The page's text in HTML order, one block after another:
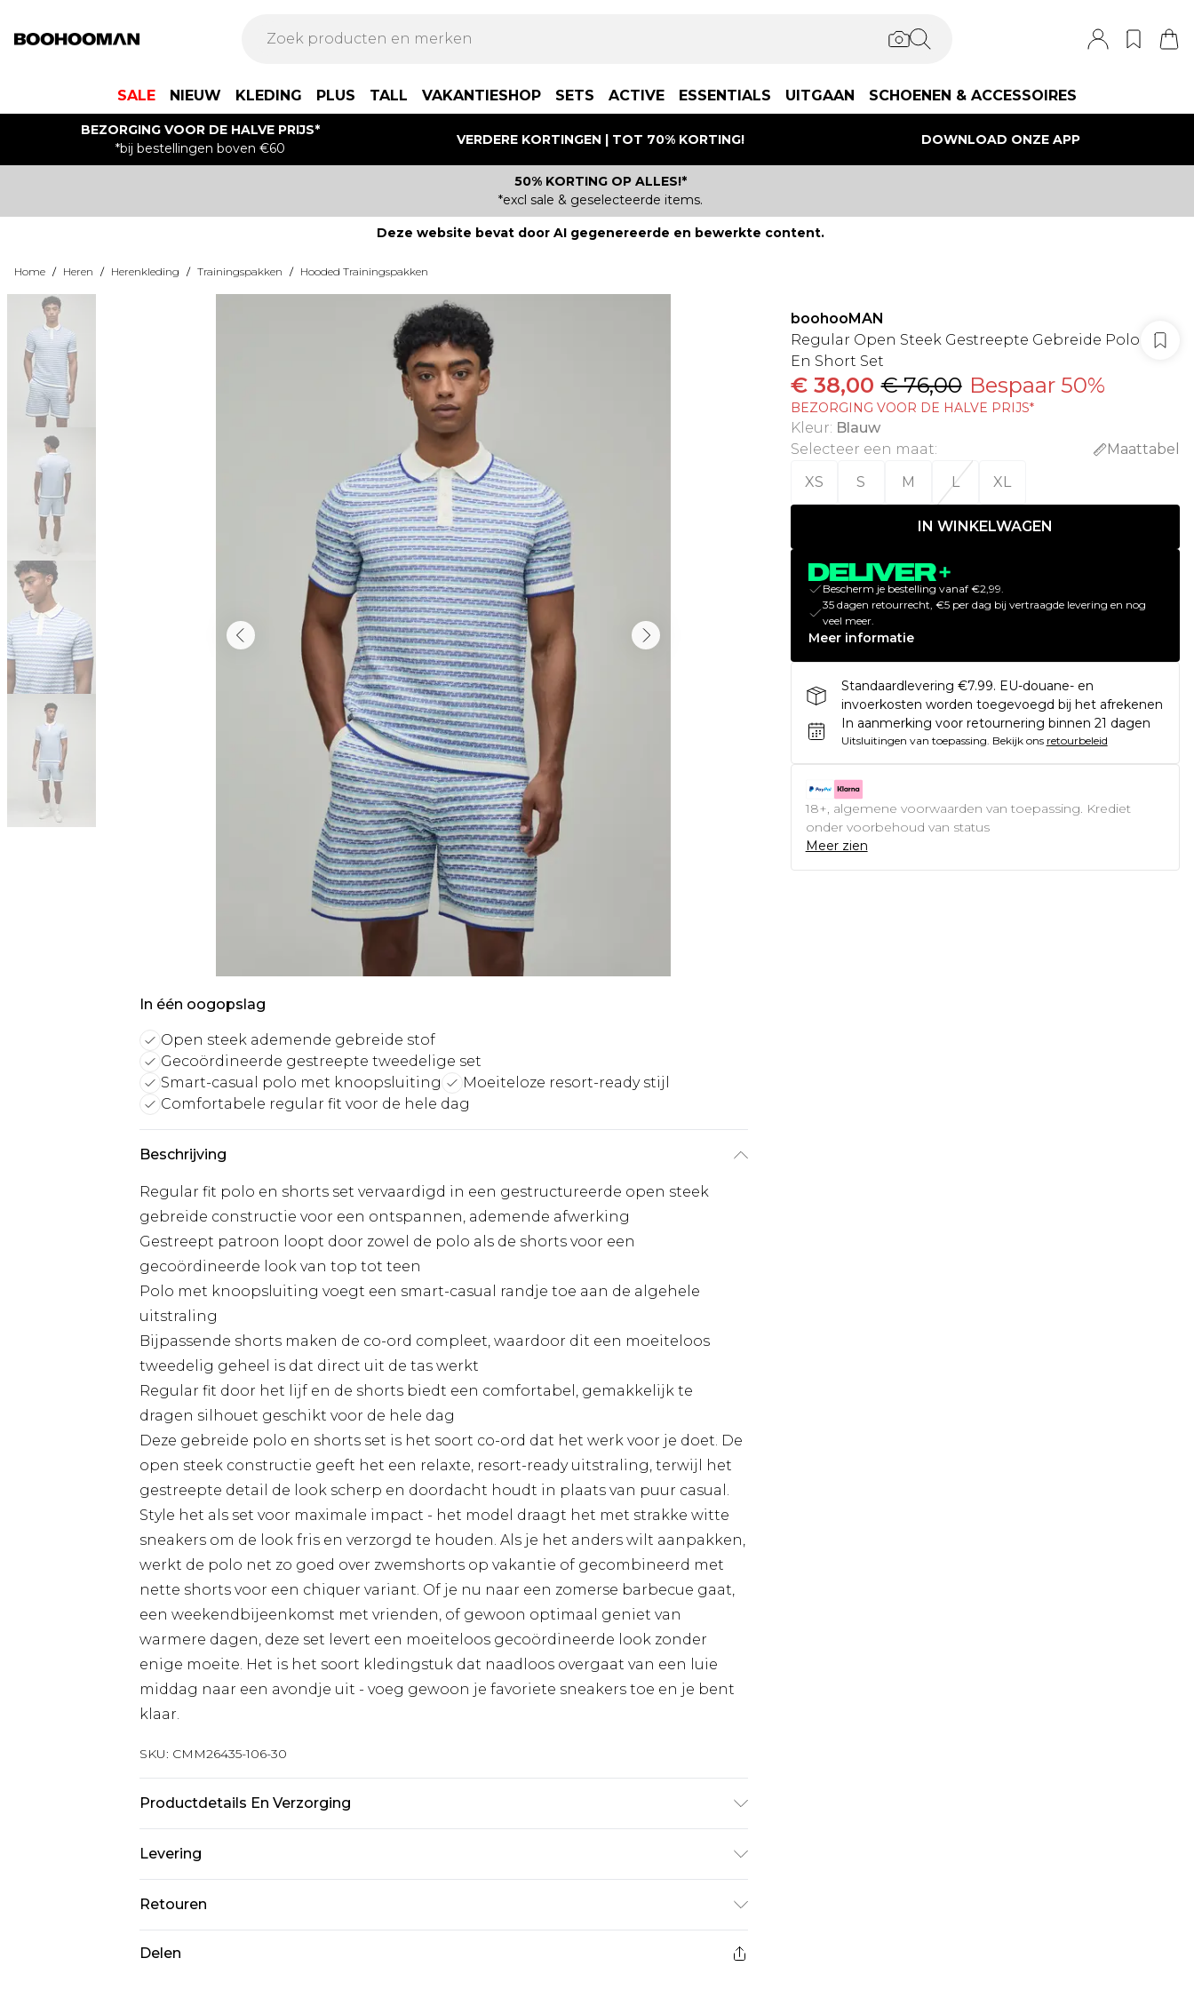
SALE NIEUW KLEDING PLUS TALL VAKANTIESHOP SETS ACTIVE ESSENTIALS UITGAAN SCHOENEN & ACCESSOIRES
BEZORGING VOOR DE HALVE PRIJS*
*bij bestellingen boven €60
VERDERE KORTINGEN | TOT 70% KORTING! DOWNLOAD ONZE APP
50% KORTING OP ALLES!*
*excl sale & geselecteerde items.
Deze website bevat door AI gegenereerde en bewerkte content.
Home / Heren / Herenkleding / Trainingspakken / Hooded Trainingspakken
In één oogopslag
Open steek ademende gebreide stof
Gecoördineerde gestreepte tweedelige set
Smart-casual polo met knoopsluiting
Moeiteloze resort-ready stijl
Comfortabele regular fit voor de hele dag
Beschrijving
Regular fit polo en shorts set vervaardigd in een gestructureerde open steek
gebreide constructie voor een ontspannen, ademende afwerking
Gestreept patroon loopt door zowel de polo als de shorts voor een
gecoördineerde look van top tot teen
Polo met knoopsluiting voegt een smart-casual randje toe aan de algehele
uitstraling
Bijpassende shorts maken de co-ord compleet, waardoor dit een moeiteloos
tweedelig geheel is dat direct uit de tas werkt
Regular fit door het lijf en de shorts biedt een comfortabel, gemakkelijk te
dragen silhouet geschikt voor de hele dag
Deze gebreide polo en shorts set is het soort co-ord dat het werk voor je doet. De
open steek constructie geeft het een relaxte, resort-ready uitstraling, terwijl het
gestreepte detail de look scherp en doordacht houdt in plaats van puur casual.
Style het als set voor maximale impact - het model draagt het met strakke witte
sneakers om de look fris en verzorgd te houden. Als je het anders wilt aanpakken,
werkt de polo net zo goed over zwemshorts op vakantie of gecombineerd met
nette shorts voor een chiquer variant. Of je nu naar een zomerse barbecue gaat,
een weekendbijeenkomst met vrienden, of gewoon optimaal geniet van
warmere dagen, deze set levert een moeiteloos gecoördineerde look zonder
enige moeite. Het is het soort kledingstuk dat naadloos overgaat van een luie
middag naar een avondje uit - voeg gewoon je favoriete sneakers toe en je bent
klaar.
SKU: CMM26435-106-30
Productdetails En Verzorging
Levering
Standaardlevering Nederland
€7.99
Expressdienst Nederland
€17.99
Retouren
Delen
boohooMAN
Regular Open Steek Gestreepte Gebreide Polo
En Short Set
€ 38,00 € 76,00 Bespaar 50%
BEZORGING VOOR DE HALVE PRIJS*
Kleur: Blauw
Selecteer een maat:
Maattabel
XS
S M L XL
IN WINKELWAGEN
Bescherm je bestelling vanaf €2,99.
35 dagen retourrecht, €5 per dag bij vertraagde levering en nog
veel meer.
Meer informatie
Standaardlevering €7.99. EU-douane- en
invoerkosten worden toegevoegd bij het afrekenen
In aanmerking voor retournering binnen 21 dagen
Uitsluitingen van toepassing. Bekijk ons retourbeleid
18+, algemene voorwaarden van toepassing. Krediet
onder voorbehoud van status
Meer zien